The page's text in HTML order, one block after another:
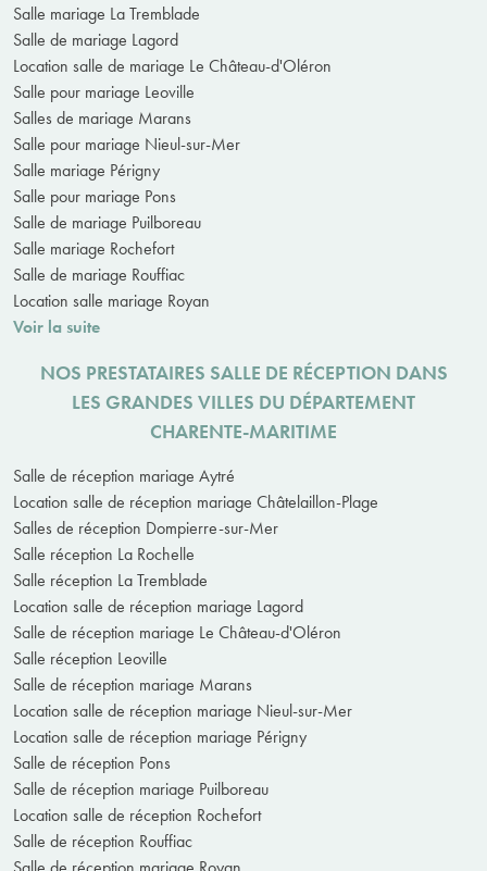
Salle mariage La Tremblade
Salle de mariage Lagord
Location salle de mariage Le Château-d'Oléron
Salle pour mariage Leoville
Salles de mariage Marans
Salle pour mariage Nieul-sur-Mer
Salle mariage Périgny
Salle pour mariage Pons
Salle de mariage Puilboreau
Salle mariage Rochefort
Salle de mariage Rouffiac
Location salle mariage Royan
Voir la suite
NOS PRESTATAIRES SALLE DE RÉCEPTION DANS
LES GRANDES VILLES DU DÉPARTEMENT
CHARENTE-MARITIME
Salle de réception mariage Aytré
Location salle de réception mariage Châtelaillon-Plage
Salles de réception Dompierre-sur-Mer
Salle réception La Rochelle
Salle réception La Tremblade
Location salle de réception mariage Lagord
Salle de réception mariage Le Château-d'Oléron
Salle réception Leoville
Salle de réception mariage Marans
Location salle de réception mariage Nieul-sur-Mer
Location salle de réception mariage Périgny
Salle de réception Pons
Salle de réception mariage Puilboreau
Location salle de réception Rochefort
Salle de réception Rouffiac